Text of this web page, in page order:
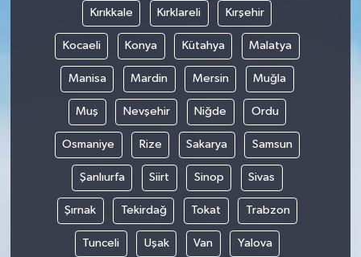
Kırıkkale Kırklareli Kırşehir
Kocaeli Konya Kütahya Malatya
Manisa Mardin Mersin Muğla
Muş Nevşehir Niğde Ordu
Osmaniye Rize Sakarya Samsun
Şanlıurfa Siirt Sinop Sivas
Şırnak Tekirdağ Tokat Trabzon
Tunceli Uşak Van Yalova